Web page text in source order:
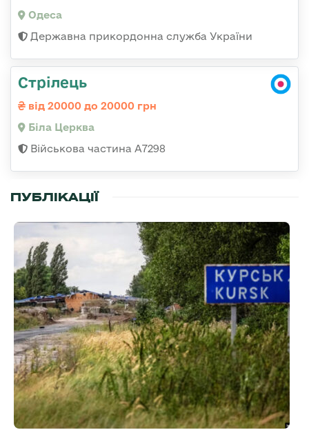
Одеса
Державна прикордонна служба України
Стрілець
від 20000 до 20000 грн
Біла Церква
Військова частина А7298
ПУБЛІКАЦІЇ